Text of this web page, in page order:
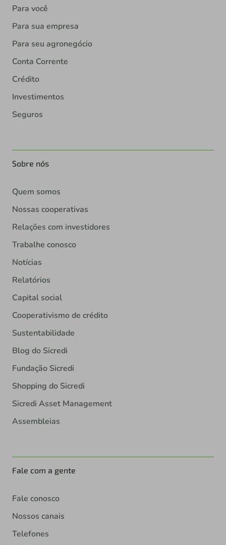
Para você
Para sua empresa
Para seu agronegócio
Conta Corrente
Crédito
Investimentos
Seguros
Sobre nós
Quem somos
Nossas cooperativas
Relações com investidores
Trabalhe conosco
Notícias
Relatórios
Capital social
Cooperativismo de crédito
Sustentabilidade
Blog do Sicredi
Fundação Sicredi
Shopping do Sicredi
Sicredi Asset Management
Assembleias
Fale com a gente
Fale conosco
Nossos canais
Telefones